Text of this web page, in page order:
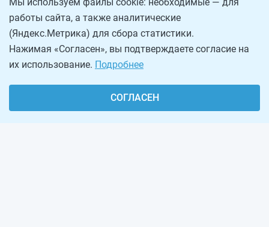
работы сайта, а также аналитические
(Яндекс.Метрика) для сбора статистики.
Нажимая «Согласен», вы подтверждаете согласие на
их использование. Подробнее
СОГЛАСЕН